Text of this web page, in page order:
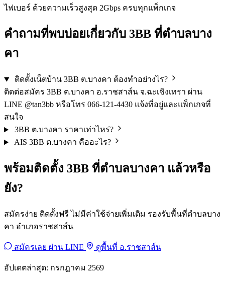
ไฟเบอร์ ด้วยความเร็วสูงสุด 2Gbps ครบทุกแพ็กเกจ
คำถามที่พบบ่อยเกี่ยวกับ 3BB ที่ตำบลบาง
คา
ติดตั้งเน็ตบ้าน 3BB ต.บางคา ต้องทำอย่างไร?
ติดต่อสมัคร 3BB ต.บางคา อ.ราชสาส์น จ.ฉะเชิงเทรา ผ่าน
LINE @tan3bb หรือโทร 066-121-4430 แจ้งที่อยู่และแพ็กเกจที่
สนใจ
3BB ต.บางคา ราคาเท่าไหร่?
AIS 3BB ต.บางคา คืออะไร?
พร้อมติดตั้ง 3BB ที่ตำบลบางคา แล้วหรือ
ยัง?
สมัครง่าย ติดตั้งฟรี ไม่มีค่าใช้จ่ายเพิ่มเติม รองรับพื้นที่ตำบลบาง
คา อำเภอราชสาส์น
สมัครเลย ผ่าน LINE ดูพื้นที่ อ.ราชสาส์น
อัปเดตล่าสุด: กรกฎาคม 2569